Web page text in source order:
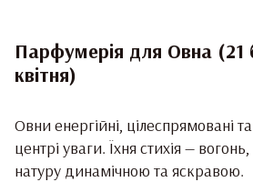
Парфумерія для Овна (21
квітня)
Овни енергійні, цілеспрямовані
центрі уваги. Їхня стихія —
натуру динамічною та яскравою.